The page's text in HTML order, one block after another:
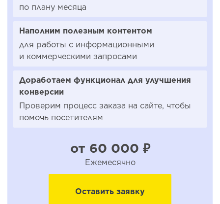
по плану месяца
Наполним полезным контентом
для работы с информационными
и коммерческими запросами
Доработаем функционал для улучшения
конверсии
Проверим процесс заказа на сайте, чтобы
помочь посетителям
от 60 000 ₽
Ежемесячно
Оставить заявку